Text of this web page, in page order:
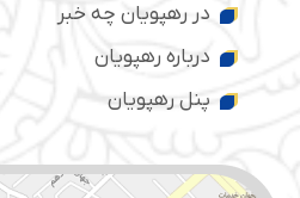
در رهپویان چه خبر
درباره رهپویان
پنل رهپویان